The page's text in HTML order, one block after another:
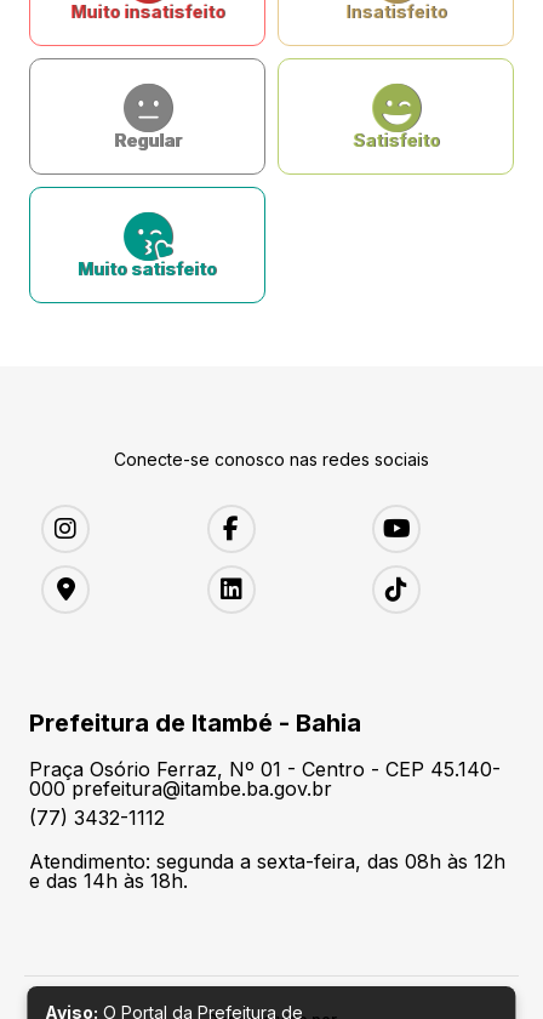
Muito insatisfeito Insatisfeito
Regular Satisfeito
Muito satisfeito
Conecte-se conosco nas redes sociais
Prefeitura de Itambé - Bahia
Praça Osório Ferraz, Nº 01 - Centro - CEP 45.140-
000 prefeitura@itambe.ba.gov.br
(77) 3432-1112
Atendimento: segunda a sexta-feira, das 08h às 12h
e das 14h às 18h.
Aviso: O Portal da Prefeitura de